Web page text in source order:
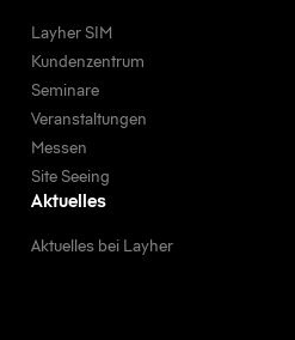
Layher SIM
Kundenzentrum
Seminare
Veranstaltungen
Messen
Site Seeing
Aktuelles
Aktuelles bei Layher